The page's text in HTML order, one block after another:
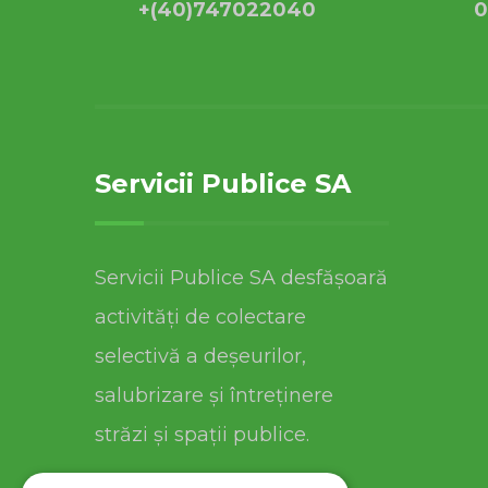
+(40)747022040
Servicii Publice SA
Servicii Publice SA desfășoară
activități de colectare
selectivă a deșeurilor,
salubrizare și întreținere
străzi și spații publice.